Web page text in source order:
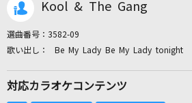
カラオケ店舗検索
Kool & The Gang
選曲番号： 3582-09
Be My Lady Be My Lady tonight
対応カラオケコンテンツ